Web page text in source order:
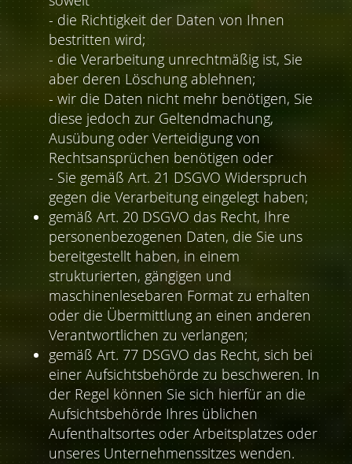
- die Richtigkeit der Daten von Ihnen
bestritten wird;
- die Verarbeitung unrechtmäßig ist, Sie
aber deren Löschung ablehnen;
- wir die Daten nicht mehr benötigen, Sie
diese jedoch zur Geltendmachung,
Ausübung oder Verteidigung von
Rechtsansprüchen benötigen oder
- Sie gemäß Art. 21 DSGVO Widerspruch
gegen die Verarbeitung eingelegt haben;
gemäß Art. 20 DSGVO das Recht, Ihre
personenbezogenen Daten, die Sie uns
bereitgestellt haben, in einem
strukturierten, gängigen und
maschinenlesebaren Format zu erhalten
oder die Übermittlung an einen anderen
Verantwortlichen zu verlangen;
gemäß Art. 77 DSGVO das Recht, sich bei
einer Aufsichtsbehörde zu beschweren. In
der Regel können Sie sich hierfür an die
Aufsichtsbehörde Ihres üblichen
Aufenthaltsortes oder Arbeitsplatzes oder
unseres Unternehmenssitzes wenden.